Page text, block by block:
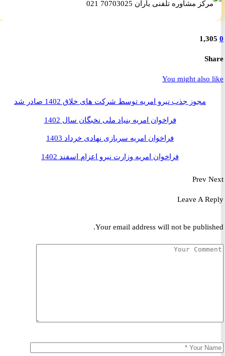
You might
مجوز جذب نیرو امریه توسط شرکت های خلاق 1402 صادر شد
فراخوان امریه بنیاد ملی نخبگان سال 1402
فراخوان امریه سربازی نهادی خرداد 1403
فراخوان امریه وزارت نیرو اعزام اسفند 1402
Prev
Leave A
Your email address will not be